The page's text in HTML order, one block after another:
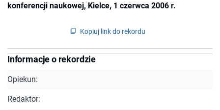
konferencji naukowej, Kielce, 1 czerwca 2006 r.
Kopiuj link do rekordu
Informacje o rekordzie
Opiekun:
Redaktor: